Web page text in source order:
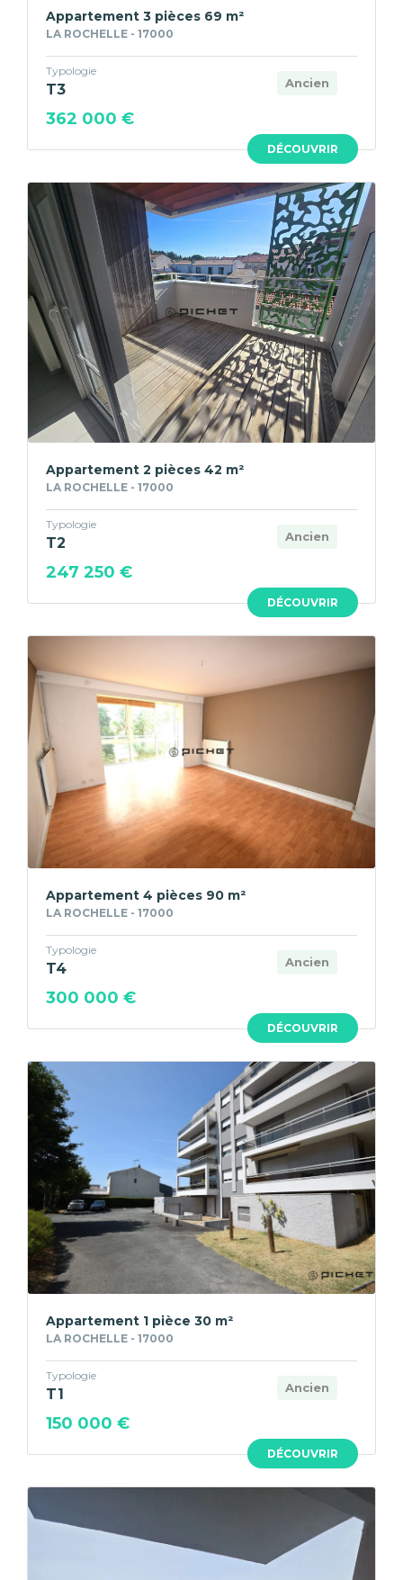
DÉCOUVRIR
Appartement 3 pièces 69 m²
LA ROCHELLE - 17000
Ancien
Typologie
T3
362 000 €
DÉCOUVRIR
Appartement 2 pièces 42 m²
LA ROCHELLE - 17000
Ancien
Typologie
T2
247 250 €
DÉCOUVRIR
Appartement 4 pièces 90 m²
LA ROCHELLE - 17000
Ancien
Typologie
T4
300 000 €
DÉCOUVRIR
Appartement 1 pièce 30 m²
LA ROCHELLE - 17000
Ancien
Typologie
T1
150 000 €